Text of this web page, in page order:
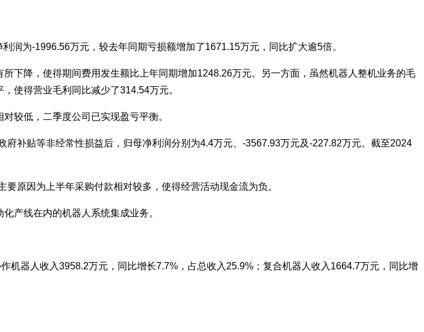
润为-1996.56万元，较去年同期亏损额增加了1671.15万元，同比扩大逾5倍。
下降，使得期间费用发生额比上年同期增加1248.26万元。另一方面，虽然机器人整机业务的毛
使得营业毛利同比减少了314.54万元。
较低，二季度公司已实现盈亏平衡。
补贴等非经常性损益后，归母净利润分别为4.4万元、-3567.93万元及-227.82万元。截至2024
原因为上半年采购付款相对较多，使得经营活动现金流为负。
产线在内的机器人系统集成业务。
器人收入3958.2万元，同比增长7.7%，占总收入25.9%；复合机器人收入1664.7万元，同比增